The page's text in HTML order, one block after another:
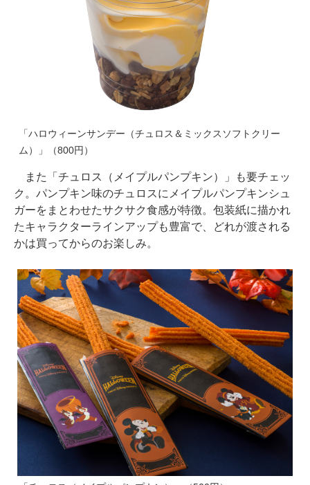
「ハロウィーンサンデー（チュロス＆ミックスソフトクリー
ム）」（800円）
また「チュロス（メイプルパンプキン）」も要チェッ
ク。パンプキン味のチュロスにメイプルパンプキンシュ
ガーをまとわせたサクサク食感が特徴。包装紙に描かれ
たキャラクターラインアップも豊富で、どれが渡される
かは買ってからのお楽しみ。